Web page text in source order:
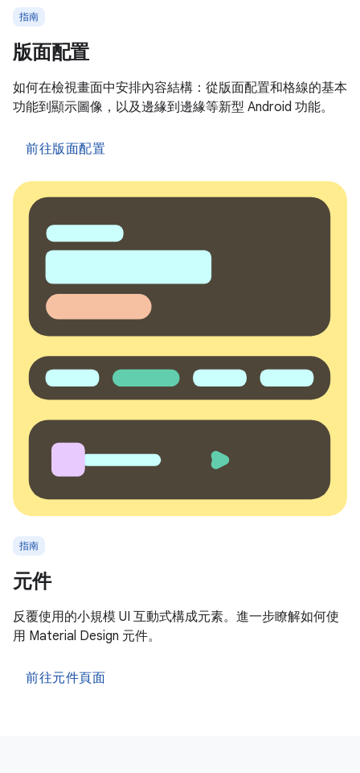
指南
版面配置
如何在檢視畫面中安排內容結構：從版面配置和格線的基本
功能到顯示圖像，以及邊緣到邊緣等新型 Android 功能。
前往版面配置
指南
元件
反覆使用的小規模 UI 互動式構成元素。進一步瞭解如何使
用 Material Design 元件。
前往元件頁面